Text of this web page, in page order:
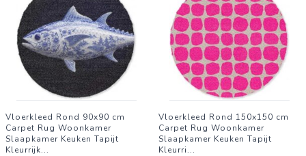
Vloerkleed Rond 90x90 cm
Carpet Rug Woonkamer
Slaapkamer Keuken Tapijt
Kleurrijk...
Vloerkleed Rond 150x150 cm
Carpet Rug Woonkamer
Slaapkamer Keuken Tapijt
Kleurri...